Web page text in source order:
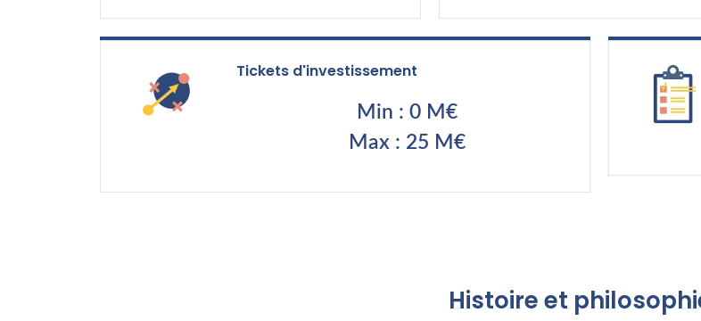
Tickets d'investissement
Min : 0 M€
Max : 25 M€
Histoire et